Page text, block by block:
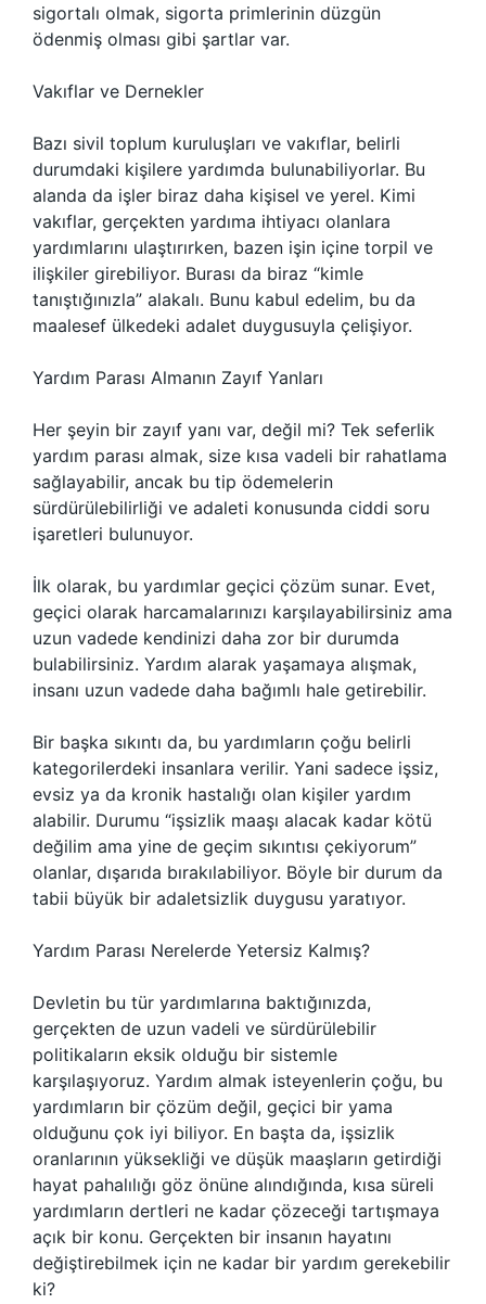
sigortalı olmak, sigorta primlerinin düzgün
ödenmiş olması gibi şartlar var.
Vakıflar ve Dernekler
Bazı sivil toplum kuruluşları ve vakıflar, belirli
durumdaki kişilere yardımda bulunabiliyorlar. Bu
alanda da işler biraz daha kişisel ve yerel. Kimi
vakıflar, gerçekten yardıma ihtiyacı olanlara
yardımlarını ulaştırırken, bazen işin içine torpil ve
ilişkiler girebiliyor. Burası da biraz “kimle
tanıştığınızla” alakalı. Bunu kabul edelim, bu da
maalesef ülkedeki adalet duygusuyla çelişiyor.
Yardım Parası Almanın Zayıf Yanları
Her şeyin bir zayıf yanı var, değil mi? Tek seferlik
yardım parası almak, size kısa vadeli bir rahatlama
sağlayabilir, ancak bu tip ödemelerin
sürdürülebilirliği ve adaleti konusunda ciddi soru
işaretleri bulunuyor.
İlk olarak, bu yardımlar geçici çözüm sunar. Evet,
geçici olarak harcamalarınızı karşılayabilirsiniz ama
uzun vadede kendinizi daha zor bir durumda
bulabilirsiniz. Yardım alarak yaşamaya alışmak,
insanı uzun vadede daha bağımlı hale getirebilir.
Bir başka sıkıntı da, bu yardımların çoğu belirli
kategorilerdeki insanlara verilir. Yani sadece işsiz,
evsiz ya da kronik hastalığı olan kişiler yardım
alabilir. Durumu “işsizlik maaşı alacak kadar kötü
değilim ama yine de geçim sıkıntısı çekiyorum”
olanlar, dışarıda bırakılabiliyor. Böyle bir durum da
tabii büyük bir adaletsizlik duygusu yaratıyor.
Yardım Parası Nerelerde Yetersiz Kalmış?
Devletin bu tür yardımlarına baktığınızda,
gerçekten de uzun vadeli ve sürdürülebilir
politikaların eksik olduğu bir sistemle
karşılaşıyoruz. Yardım almak isteyenlerin çoğu, bu
yardımların bir çözüm değil, geçici bir yama
olduğunu çok iyi biliyor. En başta da, işsizlik
oranlarının yüksekliği ve düşük maaşların getirdiği
hayat pahalılığı göz önüne alındığında, kısa süreli
yardımların dertleri ne kadar çözeceği tartışmaya
açık bir konu. Gerçekten bir insanın hayatını
değiştirebilmek için ne kadar bir yardım gerekebilir
ki?